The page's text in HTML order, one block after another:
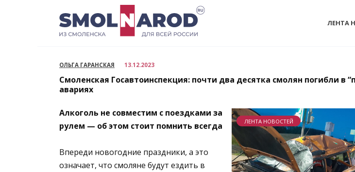
ЛЕНТА
ОЛЬГА ГАРАНСКАЯ 13.12.2023
Смоленская Госавтоинспекция: почти два десятка смолян погибли в
авариях
ЛЕНТА НОВОСТЕЙ
Алкоголь не совместим с поездками за
рулем — об этом стоит помнить всегда
Впереди новогодние праздники, а это
означает, что смоляне будут ездить в